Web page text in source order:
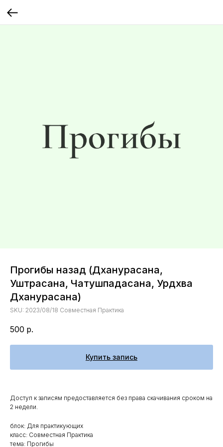
Прогибы назад (Дханурасана,
Уштрасана, Чатушпадасана, Урдхва
Дханурасана)
SKU: 2023/08/18 Совместная Практика
500 р.
Купить запись
Доступ к записям предоставляется без права скачивания сроком на
2 недели.
блок: Для практикующих
класс: Совместная Практика
тема: Прогибы